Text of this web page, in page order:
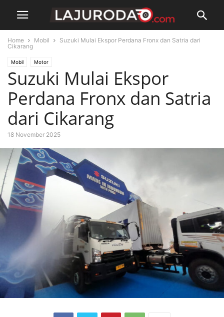
Home Mobil
Suzuki Mulai Ekspor Perdana Fronx dan Satria dari
Cikarang
Mobil Motor
Suzuki Mulai Ekspor
Perdana Fronx dan Satria
dari Cikarang
18 November 2025